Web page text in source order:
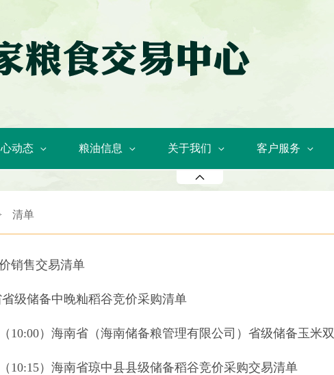
动态 粮油信息 关于我们 客户服务
清单
销售交易清单
级储备中晚籼稻谷竞价采购清单
10:00）海南省（海南储备粮管理有限公司）省级储备玉米双
10:15）海南省琼中县县级储备稻谷竞价采购交易清单